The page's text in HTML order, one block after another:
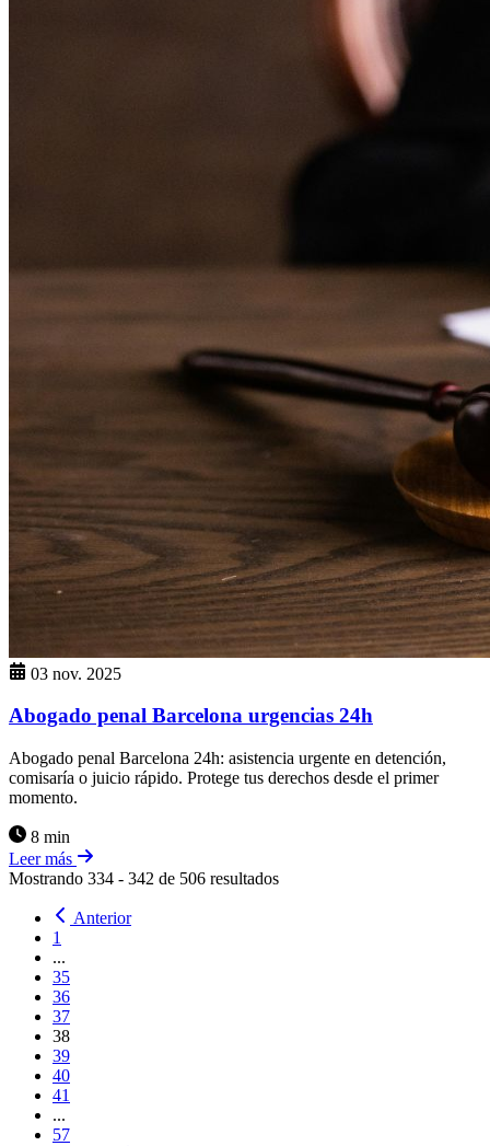
03 nov. 2025
Abogado penal Barcelona urgencias 24h
Abogado penal Barcelona 24h: asistencia urgente en detención,
comisaría o juicio rápido. Protege tus derechos desde el primer
momento.
8 min
Leer más
Mostrando 334 - 342 de 506 resultados
Anterior
1
...
35
36
37
38
39
40
41
...
57